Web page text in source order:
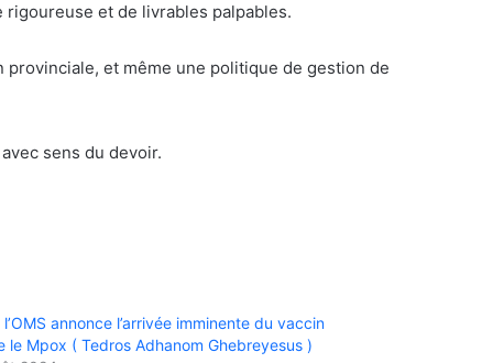
et de livrables palpables.
provinciale, et même une politique de gestion de
sens du devoir.
l’OMS annonce l’arrivée imminente du vaccin
le Mpox ( Tedros Adhanom Ghebreyesus )